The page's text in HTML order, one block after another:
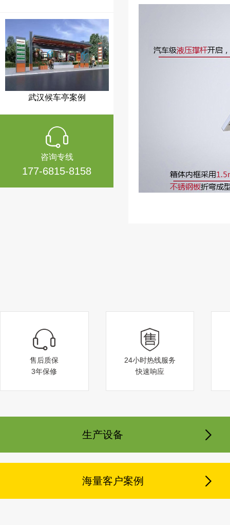
武汉候车亭案例
常州公园案例
咨询专线
177-6815-8158
售后质保
3年保修
24小时热线服务
快速响应
生产设备
海量客户案例